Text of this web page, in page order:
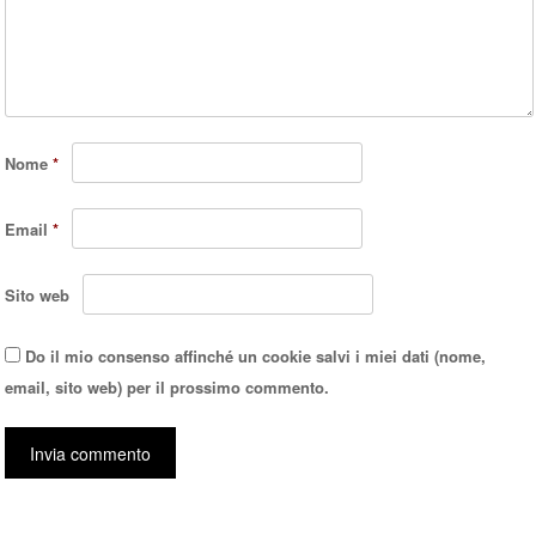
Nome*
Email*
Sito web
Do il mio consenso affinché un cookie salvi i miei dati (nome,
email, sito web) per il prossimo commento.